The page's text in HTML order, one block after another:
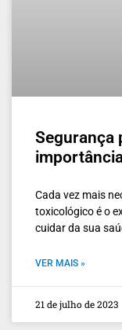
Segurança
Cada vez mais
toxicológico é o
cuidar da sua
VER MAIS »
21 de julho de 2023